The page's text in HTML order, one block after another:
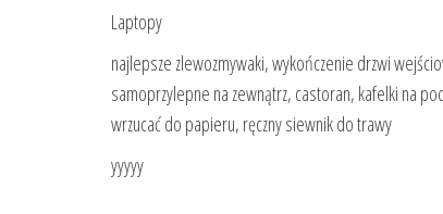
Laptopy
najlepsze zlewozmywaki, wykończenie drzwi
samoprzylepne na zewnątrz, castoran, kafelki na
wrzucać do papieru, ręczny siewnik do trawy
yyyyy